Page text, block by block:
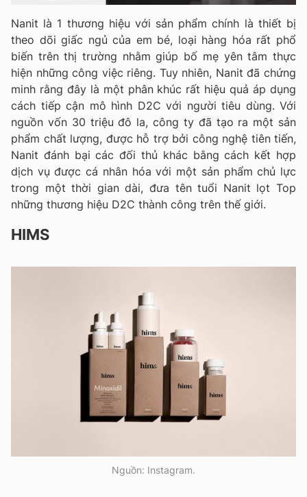
Nanit là 1 thương hiệu với sản phẩm chính là thiết bị
theo dõi giấc ngủ của em bé, loại hàng hóa rất phổ
biến trên thị trường nhằm giúp bố mẹ yên tâm thực
hiện những công việc riêng. Tuy nhiên, Nanit đã chứng
minh rằng đây là một phân khúc rất hiệu quả áp dụng
cách tiếp cận mô hình D2C với người tiêu dùng. Với
nguồn vốn 30 triệu đô la, công ty đã tạo ra một sản
phẩm chất lượng, được hỗ trợ bởi công nghệ tiên tiến,
Nanit đánh bại các đối thủ khác bằng cách kết hợp
dịch vụ được cá nhân hóa với một sản phẩm chủ lực
trong một thời gian dài, đưa tên tuổi Nanit lọt Top
những thương hiệu D2C thành công trên thế giới.
HIMS
Nguồn: Instagram.